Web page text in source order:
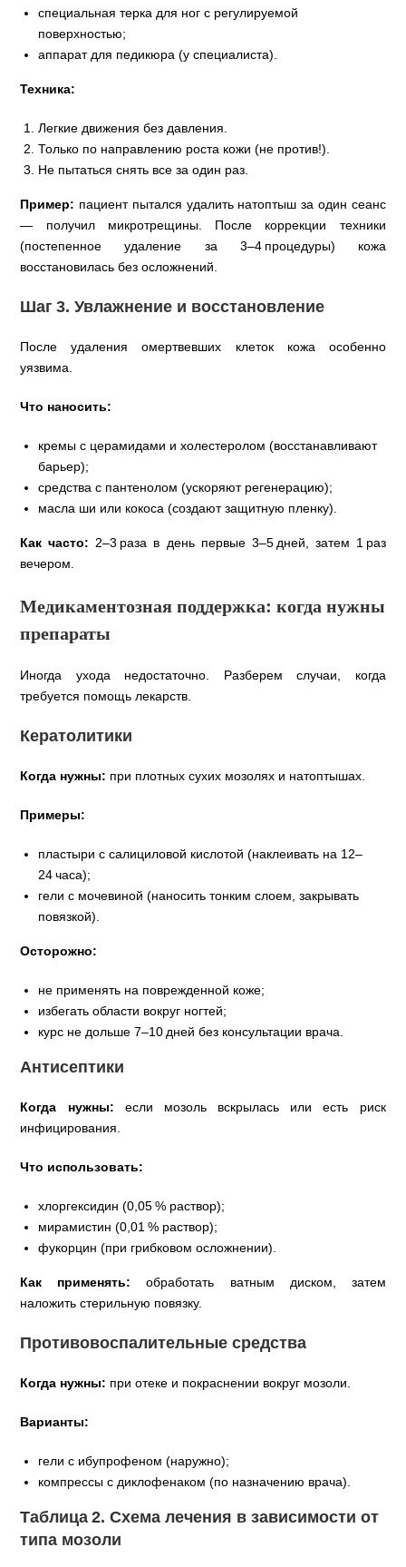
специальная терка для ног с регулируемой
поверхностью;
аппарат для педикюра (у специалиста).
Техника:
Легкие движения без давления.
Только по направлению роста кожи (не против!).
Не пытаться снять все за один раз.
Пример: пациент пытался удалить натоптыш за один сеанс
— получил микротрещины. После коррекции техники
(постепенное удаление за 3–4 процедуры) кожа
восстановилась без осложнений.
Шаг 3. Увлажнение и восстановление
После удаления омертвевших клеток кожа особенно
уязвима.
Что наносить:
кремы с церамидами и холестеролом (восстанавливают
барьер);
средства с пантенолом (ускоряют регенерацию);
масла ши или кокоса (создают защитную пленку).
Как часто: 2–3 раза в день первые 3–5 дней, затем 1 раз
вечером.
Медикаментозная поддержка: когда нужны
препараты
Иногда ухода недостаточно. Разберем случаи, когда
требуется помощь лекарств.
Кератолитики
Когда нужны: при плотных сухих мозолях и натоптышах.
Примеры:
пластыри с салициловой кислотой (наклеивать на 12–
24 часа);
гели с мочевиной (наносить тонким слоем, закрывать
повязкой).
Осторожно:
не применять на поврежденной коже;
избегать области вокруг ногтей;
курс не дольше 7–10 дней без консультации врача.
Антисептики
Когда нужны: если мозоль вскрылась или есть риск
инфицирования.
Что использовать:
хлоргексидин (0,05 % раствор);
мирамистин (0,01 % раствор);
фукорцин (при грибковом осложнении).
Как применять: обработать ватным диском, затем
наложить стерильную повязку.
Противовоспалительные средства
Когда нужны: при отеке и покраснении вокруг мозоли.
Варианты:
гели с ибупрофеном (наружно);
компрессы с диклофенаком (по назначению врача).
Таблица 2. Схема лечения в зависимости от
типа мозоли